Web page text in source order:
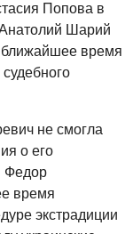
Попова в
Шарий
ближайшее время
не смогла
о его
Федор
время
экстрадиции